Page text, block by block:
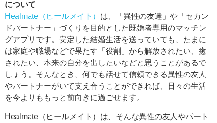
について
Healmate（ヒールメイト） は、「異性の友達」や「セカン
ドパートナー」づくりを目的とした既婚者専用のマッチン
グアプリです。安定した結婚生活を送っていても、たまに
は家庭や職場などで果たす「役割」から解放されたい、癒
されたい、本来の自分を出したいなどと思うことがあるで
しょう。そんなとき、何でも話せて信頼できる異性の友人
やパートナーがいて支え合うことができれば、日々の生活
を今よりももっと前向きに過ごせます。
Healmate（ヒールメイト）は、そんな異性の友人やパート